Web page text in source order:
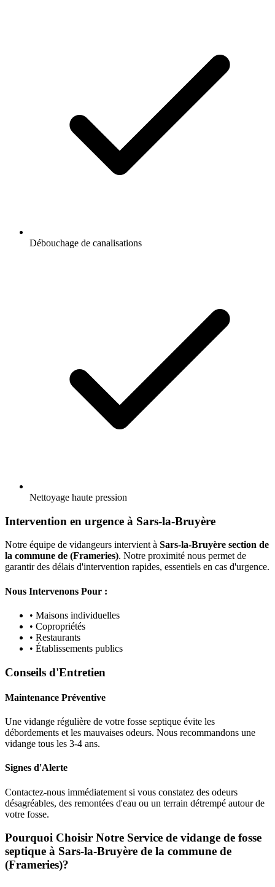
Débouchage de canalisations
Nettoyage haute pression
Intervention en urgence à Sars-la-Bruyère
Notre équipe de vidangeurs intervient à Sars-la-Bruyère section de
la commune de (Frameries). Notre proximité nous permet de
garantir des délais d'intervention rapides, essentiels en cas d'urgence.
Nous Intervenons Pour :
• Maisons individuelles
• Copropriétés
• Restaurants
• Établissements publics
Conseils d'Entretien
Maintenance Préventive
Une vidange régulière de votre fosse septique évite les
débordements et les mauvaises odeurs. Nous recommandons une
vidange tous les 3-4 ans.
Signes d'Alerte
Contactez-nous immédiatement si vous constatez des odeurs
désagréables, des remontées d'eau ou un terrain détrempé autour de
votre fosse.
Pourquoi Choisir Notre Service de vidange de fosse
septique à Sars-la-Bruyère de la commune de
(Frameries)?